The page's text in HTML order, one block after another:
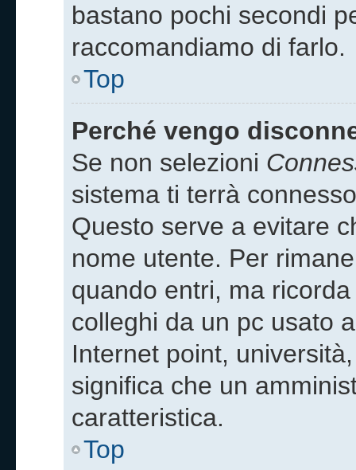
bastano pochi secondi
raccomandiamo di farlo.
Top
Perché vengo
Se non selezioni
sistema ti terrà
Questo serve a evitare
nome utente. Per
quando entri, ma
colleghi da un pc usato
Internet point,
significa che un
caratteristica.
Top